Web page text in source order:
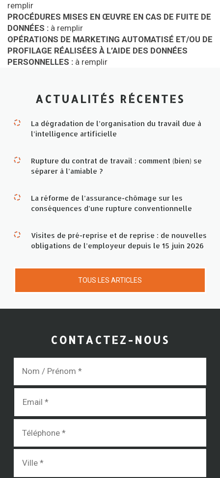
remplir
PROCÉDURES MISES EN ŒUVRE EN CAS DE FUITE DE
DONNÉES : à remplir
OPÉRATIONS DE MARKETING AUTOMATISÉ ET/OU DE
PROFILAGE RÉALISÉES À L’AIDE DES DONNÉES
PERSONNELLES : à remplir
ACTUALITÉS RÉCENTES
La dégradation de l’organisation du travail due à
l’intelligence artificielle
Rupture du contrat de travail : comment (bien) se
séparer à l’amiable ?
La réforme de l’assurance-chômage sur les
conséquences d’une rupture conventionnelle
Visites de pré-reprise et de reprise : de nouvelles
obligations de l’employeur depuis le 15 juin 2026
TOUS LES ARTICLES
CONTACTEZ-NOUS